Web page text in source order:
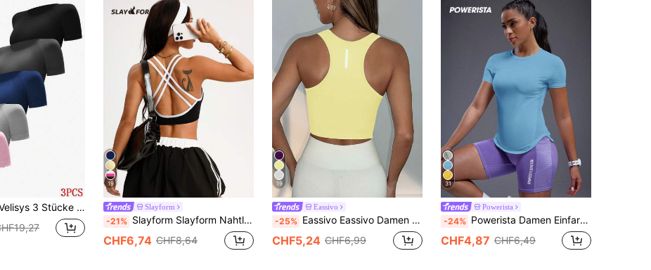
Kurzarm Sport T-Shirt, Figurbetontes Shirt, Gym Shirts, Kompressionsshirts für Damen
19
Slayform
-21% Slayform Slayform Nahtloser, hochelastischer Sport-BH mit Kreuzrücken, rückenfreies Oberteil
CHF6,74 CHF8,64
19
Eassivo
-25% Eassivo Eassivo Damen Sport-Tanktop mit hoher Elastizität, nahtlos, Rundhals, lässig
CHF5,24 CHF6,99
31
Powerista
-24% Powerista Damen Einfarbiges Rundhals Figurbetontes Casual & Sport Kurzarm T-Shirt
CHF4,87 CHF6,49